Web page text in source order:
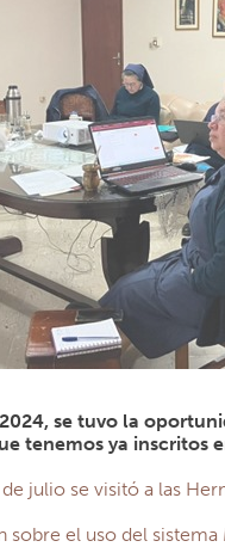
se tuvo la
tenemos ya inscritos
julio se visitó a las
el uso del